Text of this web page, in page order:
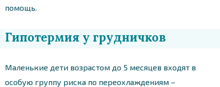
помощь.
Гипотермия у грудничков
Маленькие дети возрастом до 5 месяцев входят в
особую группу риска по переохлаждениям –